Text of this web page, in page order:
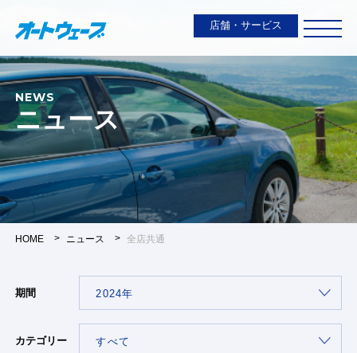
店舗・サービス
NEWS
ニュース
HOME ニュース 全店共通
期間
カテゴリー